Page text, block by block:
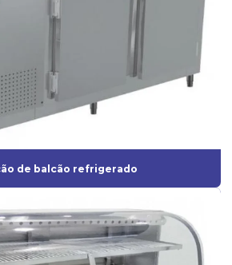
de balcão refrigerado